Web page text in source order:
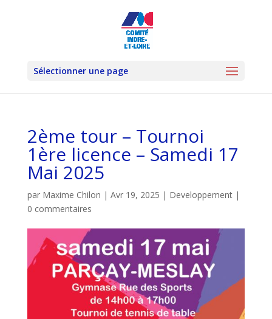
Sélectionner une page
2ème tour – Tournoi
1ère licence – Samedi 17
Mai 2025
par Maxime Chilon | Avr 19, 2025 | Developpement|
0 commentaires